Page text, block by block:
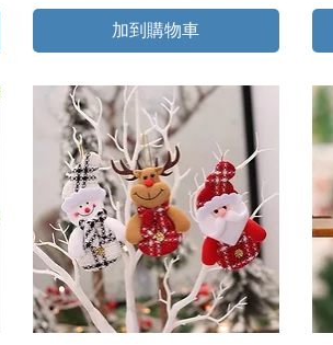
加到購物車